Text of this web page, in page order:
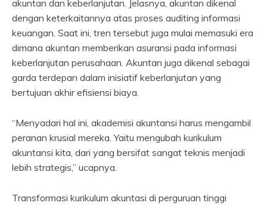
akuntan dan keberlanjutan. Jelasnya, akuntan dikenal
dengan keterkaitannya atas proses auditing informasi
keuangan. Saat ini, tren tersebut juga mulai memasuki era
dimana akuntan memberikan asuransi pada informasi
keberlanjutan perusahaan. Akuntan juga dikenal sebagai
garda terdepan dalam inisiatif keberlanjutan yang
bertujuan akhir efisiensi biaya.
“Menyadari hal ini, akademisi akuntansi harus mengambil
peranan krusial mereka. Yaitu mengubah kurikulum
akuntansi kita, dari yang bersifat sangat teknis menjadi
lebih strategis,” ucapnya.
Transformasi kurikulum akuntasi di perguruan tinggi